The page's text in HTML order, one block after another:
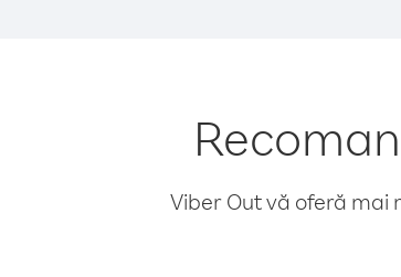
Viber Out vă oferă mai